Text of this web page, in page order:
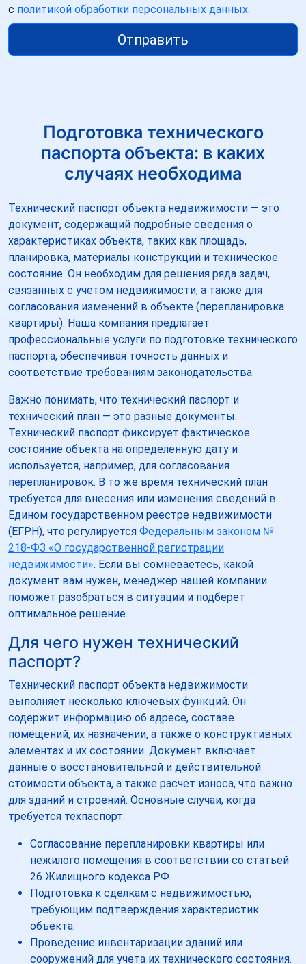
с политикой обработки персональных данных.
Отправить
Подготовка технического
паспорта объекта: в каких
случаях необходима
Технический паспорт объекта недвижимости — это
документ, содержащий подробные сведения о
характеристиках объекта, таких как площадь,
планировка, материалы конструкций и техническое
состояние. Он необходим для решения ряда задач,
связанных с учетом недвижимости, а также для
согласования изменений в объекте (перепланировка
квартиры). Наша компания предлагает
профессиональные услуги по подготовке технического
паспорта, обеспечивая точность данных и
соответствие требованиям законодательства.
Важно понимать, что технический паспорт и
технический план — это разные документы.
Технический паспорт фиксирует фактическое
состояние объекта на определенную дату и
используется, например, для согласования
перепланировок. В то же время технический план
требуется для внесения или изменения сведений в
Едином государственном реестре недвижимости
(ЕГРН), что регулируется Федеральным законом №
218-ФЗ «О государственной регистрации
недвижимости». Если вы сомневаетесь, какой
документ вам нужен, менеджер нашей компании
поможет разобраться в ситуации и подберет
оптимальное решение.
Для чего нужен технический
паспорт?
Технический паспорт объекта недвижимости
выполняет несколько ключевых функций. Он
содержит информацию об адресе, составе
помещений, их назначении, а также о конструктивных
элементах и их состоянии. Документ включает
данные о восстановительной и действительной
стоимости объекта, а также расчет износа, что важно
для зданий и строений. Основные случаи, когда
требуется техпаспорт:
Согласование перепланировки квартиры или
нежилого помещения в соответствии со статьей
26 Жилищного кодекса РФ.
Подготовка к сделкам с недвижимостью,
требующим подтверждения характеристик
объекта.
Проведение инвентаризации зданий или
сооружений для учета их технического состояния.